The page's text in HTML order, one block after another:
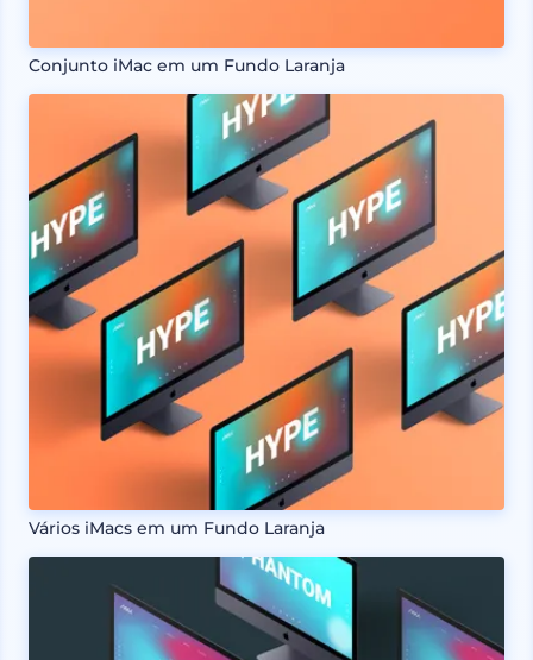
Conjunto iMac em um Fundo Laranja
Vários iMacs em um Fundo Laranja